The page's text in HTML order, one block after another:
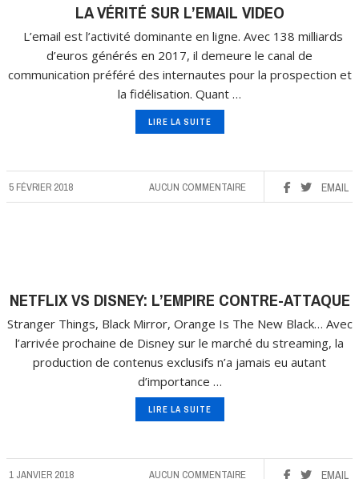
LA VÉRITÉ SUR L’EMAIL VIDEO
L’email est l’activité dominante en ligne. Avec 138 milliards
d’euros générés en 2017, il demeure le canal de
communication préféré des internautes pour la prospection et
la fidélisation. Quant …
LIRE LA SUITE
5 FÉVRIER 2018 EMAIL
AUCUN COMMENTAIRE
NETFLIX VS DISNEY: L’EMPIRE CONTRE-ATTAQUE
Stranger Things, Black Mirror, Orange Is The New Black… Avec
l’arrivée prochaine de Disney sur le marché du streaming, la
production de contenus exclusifs n’a jamais eu autant
d’importance …
LIRE LA SUITE
1 JANVIER 2018 EMAIL
AUCUN COMMENTAIRE